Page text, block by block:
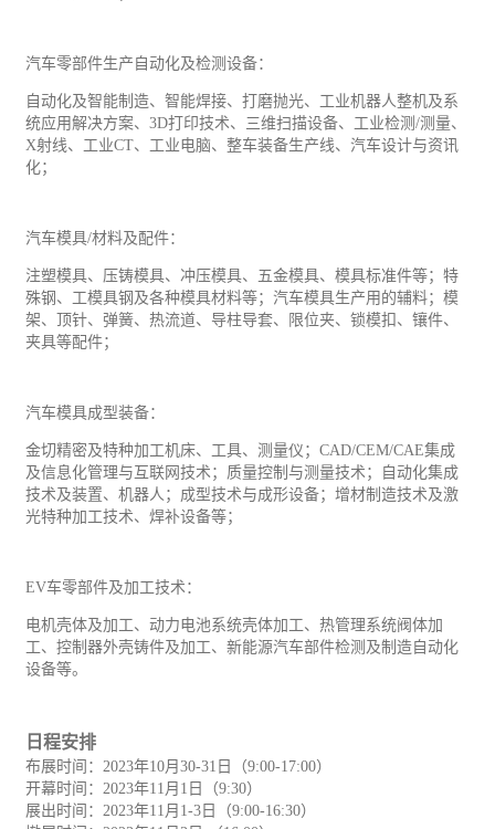
汽车零部件生产自动化及检测设备：
自动化及智能制造、智能焊接、打磨抛光、 工业机器人整机及系
统应用解决方案、 3D打印技术、三维扫描设备、工业检测/测量、
X射线、工业CT、工业电脑、整车装备生产线、汽车设计与资讯
化；
汽车模具/材料及配件：
注塑模具、压铸模具、冲压模具、五金模具、模具标准件等；特
殊钢、工模具钢及各种模具材料等；汽车模具生产用的辅料；模
架、顶针、弹簧、热流道、导柱导套、限位夹、锁模扣、镶件、
夹具等配件；
汽车模具成型装备：
金切精密及特种加工机床、工具、测量仪； CAD/CEM/CAE集成
及信息化管理与互联网技术；质量控制与测量技术；自动化集成
技术及装置、机器人；成型技术与成形设备；增材制造技术及激
光特种加工技术、焊补设备等；
EV车零部件及加工技术：
电机壳体及加工、动力电池系统壳体加工、热管理系统阀体加
工、控制器外壳铸件及加工、新能源汽车部件检测及制造自动化
设备等。
日程安排
布展时间： 2023年10月30-31日（9:00-17:00）
开幕时间： 2023年11月1日（9:30）
展出时间： 2023年11月1-3日（9:00-16:30）